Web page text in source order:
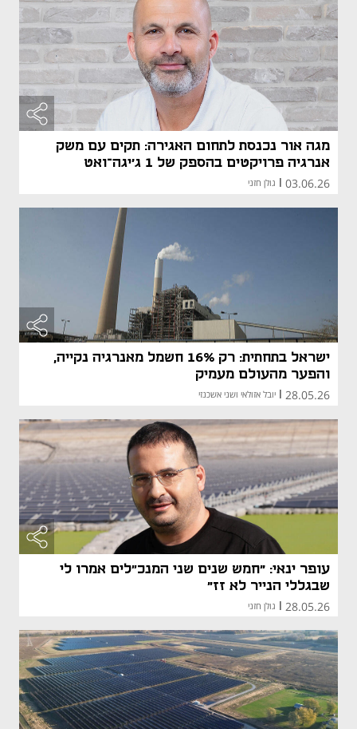
מגה אור נכנסת לתחום האגירה: תקים עם משק
אנרגיה פרויקטים בהספק של 1 ג'יגה־ואט
03.06.26 גולן חזני
ישראל בתחתית: רק 16% חשמל מאנרגיה נקייה,
והפער מהעולם מעמיק
28.05.26 יובל אזולאי ושני אשכנזי
עופר ינאי: "חמש שנים שני המנכ״לים אמרו לי
שבגללי הנייר לא זז"
28.05.26 גולן חזני